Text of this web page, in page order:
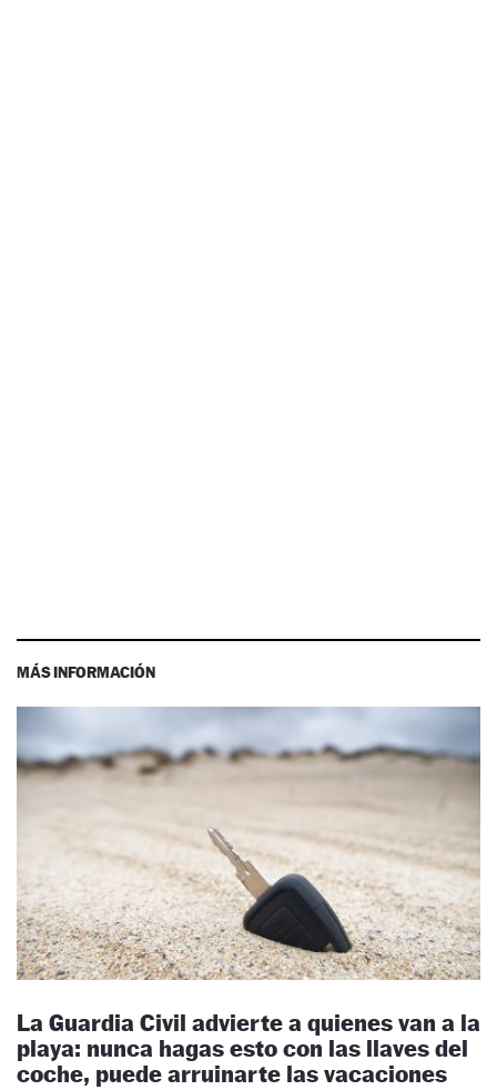
MÁS INFORMACIÓN
La Guardia Civil advierte a quienes van a la
playa: nunca hagas esto con las llaves del
coche, puede arruinarte las vacaciones